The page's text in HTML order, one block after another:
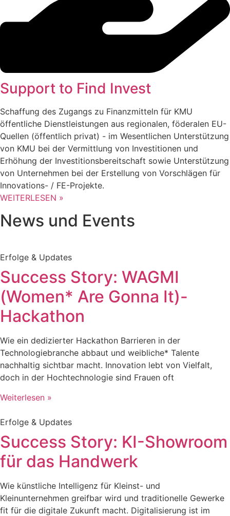
Support to Find Invest
Schaffung des Zugangs zu Finanzmitteln für KMU
öffentliche Dienstleistungen aus regionalen, föderalen EU-
Quellen (öffentlich privat) - im Wesentlichen Unterstützung
von KMU bei der Vermittlung von Investitionen und
Erhöhung der Investitionsbereitschaft sowie Unterstützung
von Unternehmen bei der Erstellung von Vorschlägen für
Innovations- / FE-Projekte.
WEITERLESEN »
News und Events
Erfolge & Updates
Success Story: WAGMI
(Women* Are Gonna It)-
Hackathon
Wie ein dedizierter Hackathon Barrieren in der
Technologiebranche abbaut und weibliche* Talente
nachhaltig sichtbar macht. Innovation lebt von Vielfalt,
doch in der Hochtechnologie sind Frauen oft
Weiterlesen »
Erfolge & Updates
Success Story: KI-Showroom
für das Handwerk
Wie künstliche Intelligenz für Kleinst- und
Kleinunternehmen greifbar wird und traditionelle Gewerke
fit für die digitale Zukunft macht. Digitalisierung ist im